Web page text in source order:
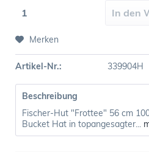
In den
Merken
Artikel-Nr.: 339904H
Beschreibung
Fischer-Hut "Frottee" 56 cm
Bucket Hat in topangesagter...